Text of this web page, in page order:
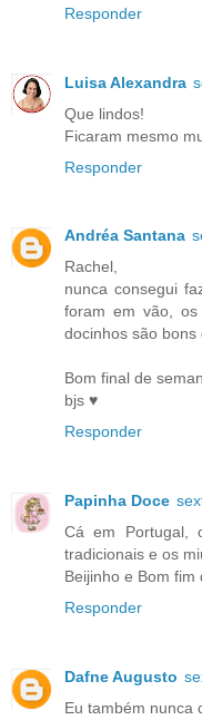
Responder
Luisa Alexandra
Que lindos!
Ficaram mesmo
Responder
Andréa Santana
Rachel,
nunca consegui
foram em vão, os
docinhos são bons
Bom final de
bjs ♥
Responder
Papinha Doce
Cá em Portugal,
tradicionais e os
Beijinho e Bom fim
Responder
Dafne Augusto
Eu também nunca